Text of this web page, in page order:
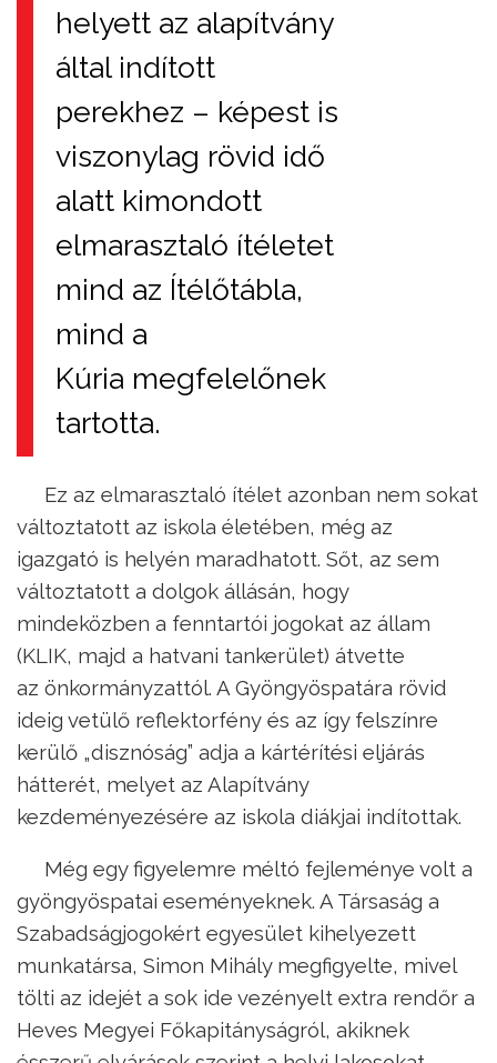
helyett az alapítvány
által indított
perekhez – képest is
viszonylag rövid idő
alatt kimondott
elmarasztaló ítéletet
mind az Ítélőtábla,
mind a
Kúria megfelelőnek
tartotta.
Ez az elmarasztaló ítélet azonban nem sokat
változtatott az iskola életében, még az
igazgató is helyén maradhatott. Sőt, az sem
változtatott a dolgok állásán, hogy
mindeközben a fenntartói jogokat az állam
(KLIK, majd a hatvani tankerület) átvette
az önkormányzattól. A Gyöngyöspatára rövid
ideig vetülő reflektorfény és az így felszínre
kerülő „disznóság” adja a kártérítési eljárás
hátterét, melyet az Alapítvány
kezdeményezésére az iskola diákjai indítottak.
Még egy figyelemre méltó fejleménye volt a
gyöngyöspatai eseményeknek. A Társaság a
Szabadságjogokért egyesület kihelyezett
munkatársa, Simon Mihály megfigyelte, mivel
tölti az idejét a sok ide vezényelt extra rendőr a
Heves Megyei Főkapitányságról, akiknek